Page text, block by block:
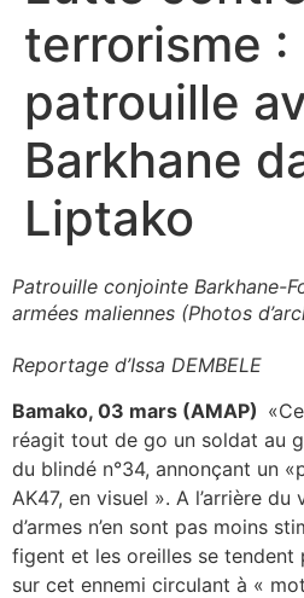
terrorisme :
patrouille
Barkhane
Liptako
Patrouille conjointe Barkhane-
armées maliennes (Photos
Reportage d’Issa DEMBELE
Bamako, 03 mars (AMAP)
réagit tout de go un soldat au
du blindé n°34, annonçant un
AK47, en visuel ». A l’arrière
d’armes n’en sont pas moins
figent et les oreilles se tendent
sur cet ennemi circulant à «